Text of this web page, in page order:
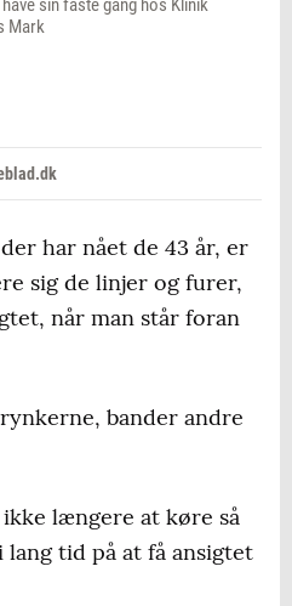
sin faste gang hos Klinik
Mark
har nået de 43 år, er
sig de linjer og furer,
når man står foran
bander andre
længere at køre så
tid på at få ansigtet